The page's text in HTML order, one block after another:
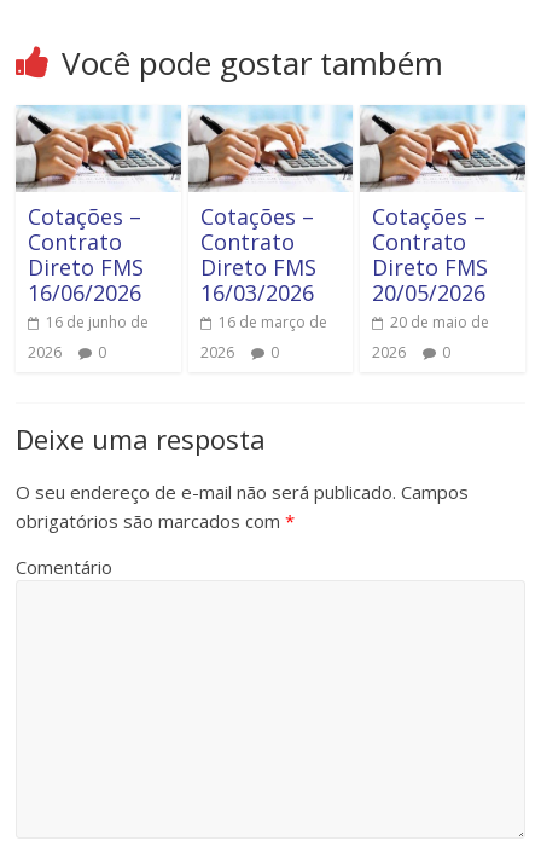
Você pode gostar também
Cotações –
Contrato
Direto FMS
16/06/2026
16 de junho de
2026
0
Cotações –
Contrato
Direto FMS
16/03/2026
16 de março de
2026
0
Cotações –
Contrato
Direto FMS
20/05/2026
20 de maio de
2026
0
Deixe uma resposta
O seu endereço de e-mail não será publicado. Campos
obrigatórios são marcados com*
Comentário